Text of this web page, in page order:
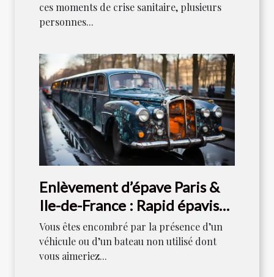
ces moments de crise sanitaire, plusieurs
personnes...
Enlèvement d’épave Paris &
Ile-de-France : Rapid épaviste
est votre référence
Vous êtes encombré par la présence d’un
véhicule ou d’un bateau non utilisé dont
vous aimeriez...